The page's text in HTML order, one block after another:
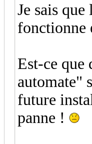
Je sais
fonctionne
Est-ce que
automate"
future
panne !